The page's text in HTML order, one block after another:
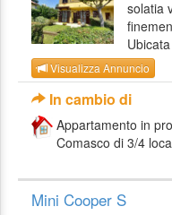
solatia
Visualizza Annuncio
In cambio di
Appartamento in
Comasco di 3/4
Mini Cooper S